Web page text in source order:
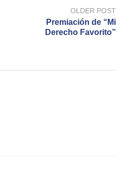
OLDER POST
Premiación de “Mi
Derecho Favorito”